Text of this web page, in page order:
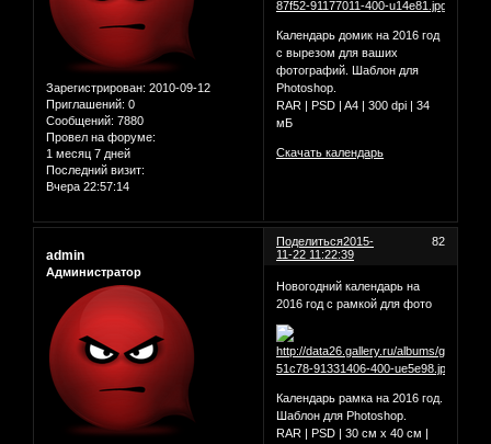
Зарегистрирован: 2010-09-12
Приглашений: 0
Сообщений: 7880
Провел на форуме:
1 месяц 7 дней
Последний визит:
Вчера 22:57:14
Календарь домик на 2016 год
с вырезом для ваших
фотографий. Шаблон для
Photoshop.
RAR | PSD | A4 | 300 dpi | 34
мБ
Скачать календарь
Поделиться 82
2015-
11-22 11:22:39
admin
Администратор
Новогодний календарь на
2016 год с рамкой для фото
Календарь рамка на 2016 год.
Шаблон для Photoshop.
RAR | PSD | 30 см х 40 см |